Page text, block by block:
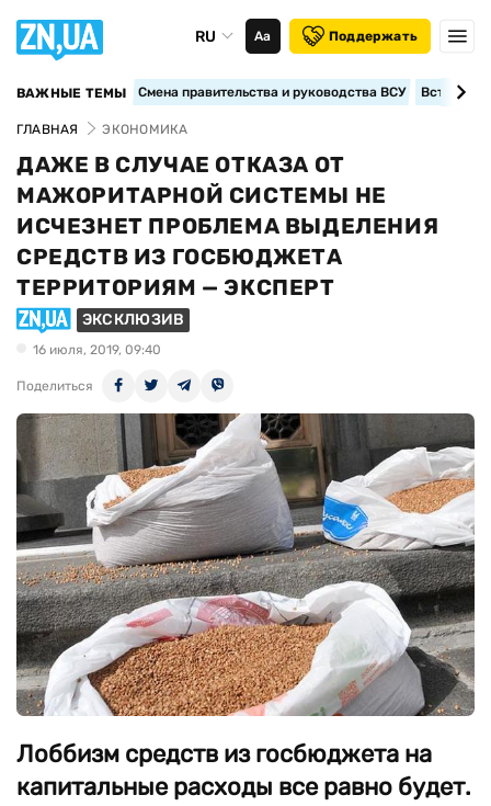
RU Аа Поддержать
ВАЖНЫЕ ТЕМЫ Смена правительства и руководства ВСУ
ГЛАВНАЯ ЭКОНОМИКА
ДАЖЕ В СЛУЧАЕ ОТКАЗА ОТ
МАЖОРИТАРНОЙ СИСТЕМЫ НЕ
ИСЧЕЗНЕТ ПРОБЛЕМА ВЫДЕЛЕНИЯ
СРЕДСТВ ИЗ ГОСБЮДЖЕТА
ТЕРРИТОРИЯМ — ЭКСПЕРТ
ЭКСКЛЮЗИВ
16 июля, 2019, 09:40
Поделиться
Лоббизм средств из госбюджета на
капитальные расходы все равно будет.